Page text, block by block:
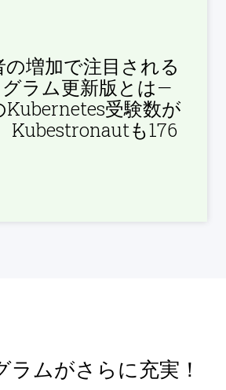
増加で注目される
ラム更新版とは—
Kubernetes受験数が
Kubestronautも176
ラムがさらに充実！